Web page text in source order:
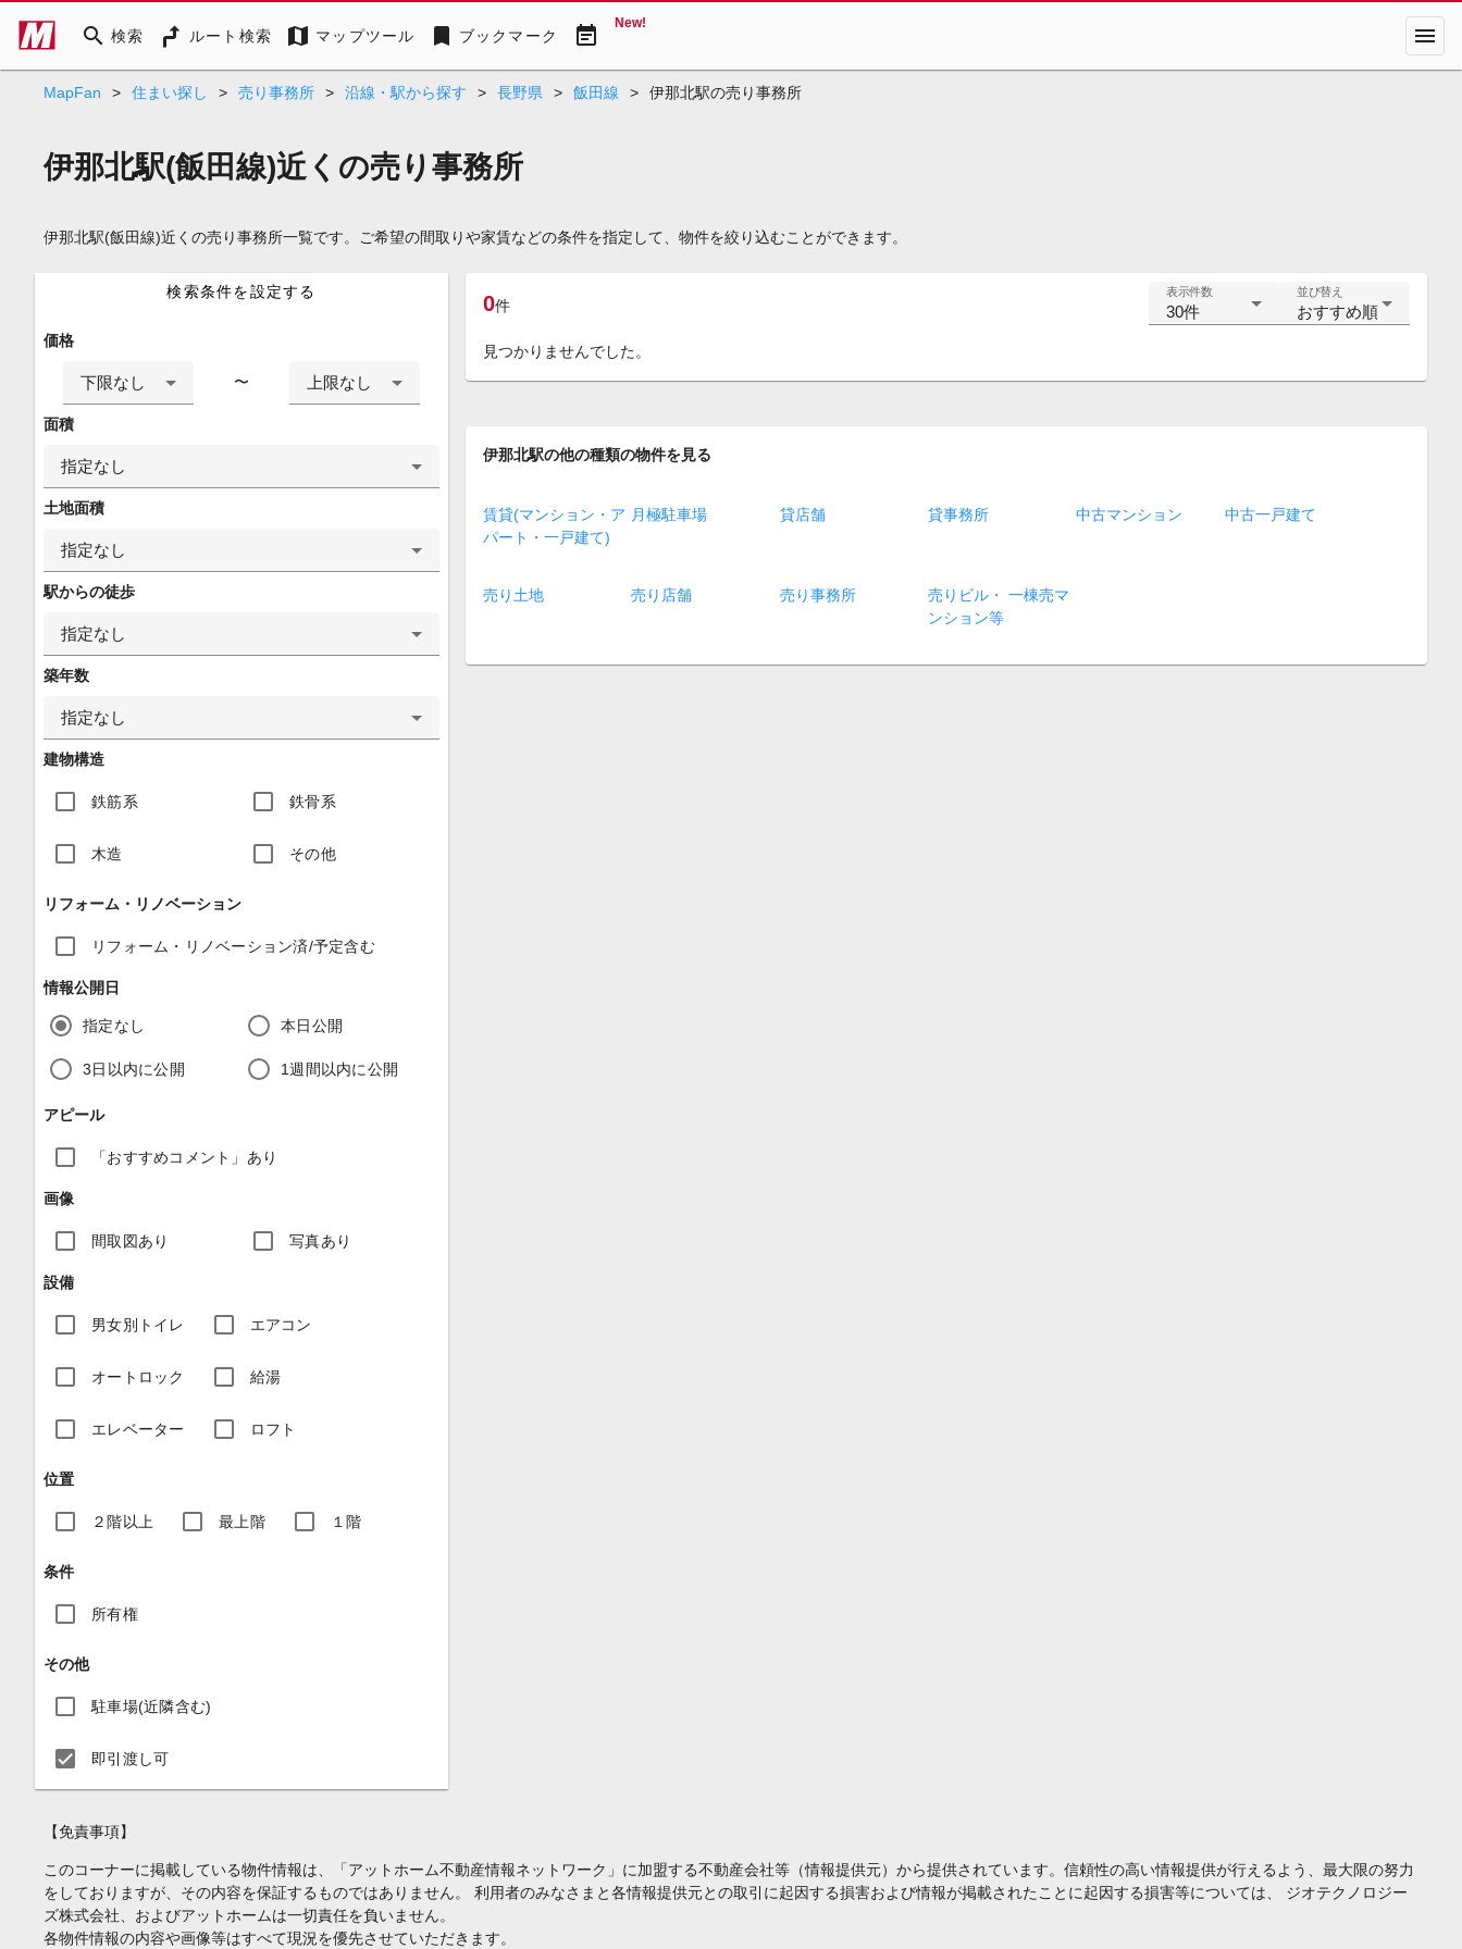
search 検索 ルート検索 map マップツール bookmark ブックマーク event_note New! menu
MapFan > 住まい探し > 売り事務所 > 沿線・駅から探す > 長野県 > 飯田線 > 伊那北駅の売り事務所
伊那北駅(飯田線)近くの売り事務所
伊那北駅(飯田線)近くの売り事務所一覧です。ご希望の間取りや家賃などの条件を指定して、物件を絞り込むことができます。
検索条件を設定する
価格
下限なし 〜 上限なし
面積
指定なし
土地面積
指定なし
駅からの徒歩
指定なし
築年数
指定なし
建物構造
鉄筋系 鉄骨系
木造 その他
リフォーム・リノベーション
リフォーム・リノベーション済/予定含む
情報公開日
指定なし 本日公開
3日以内に公開 1週間以内に公開
アピール
「おすすめコメント」あり
画像
間取図あり 写真あり
設備
男女別トイレ エアコン
オートロック 給湯
エレベーター ロフト
位置
２階以上 最上階 １階
条件
所有権
その他
駐車場(近隣含む)
即引渡し可
0件
表示件数
30件
並び替え
おすすめ順
見つかりませんでした。
伊那北駅の他の種類の物件を見る
賃貸(マンション・ア
パート・一戸建て)
月極駐車場 貸店舗 貸事務所 中古マンション 中古一戸建て
売り土地 売り店舗 売り事務所
売りビル・ 一棟売マ
ンション等
【免責事項】
このコーナーに掲載している物件情報は、「アットホーム不動産情報ネットワーク」に加盟する不動産会社等（情報提供元）から提供されています。信頼性の高い情報提供が行えるよう、最大限の努力
をしておりますが、その内容を保証するものではありません。 利用者のみなさまと各情報提供元との取引に起因する損害および情報が掲載されたことに起因する損害等については、 ジオテクノロジー
ズ株式会社、およびアットホームは一切責任を負いません。
各物件情報の内容や画像等はすべて現況を優先させていただきます。